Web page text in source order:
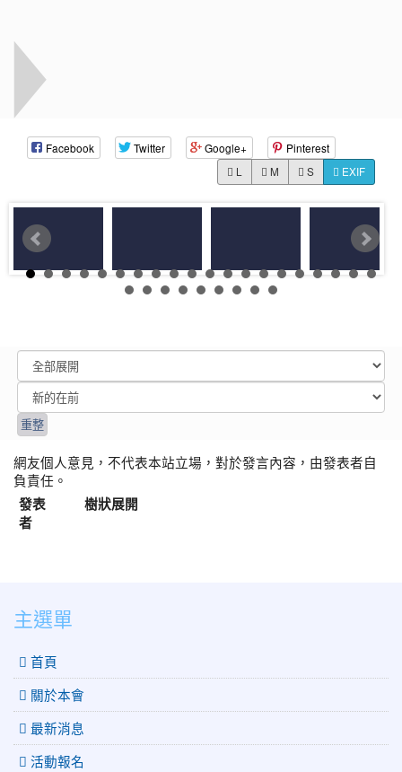
Facebook Twitter Google+ Pinterest
L M S EXIF
網友個人意見，不代表本站立場，對於發言內容，由發表者自
負責任。
發表
者
樹狀展開
主選單
 首頁
關於本會
最新消息
活動報名